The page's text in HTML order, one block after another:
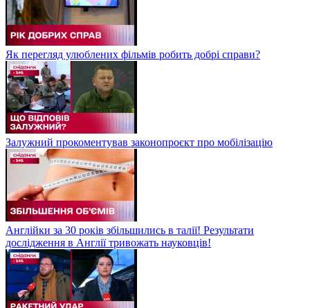
Як перегляд улюблених фільмів робить добрі справи?
Залужний прокоментував законопроєкт про мобілізацію
Англійки за 30 років збільшились в талії! Результати
дослідження в Англії тривожать науковців!